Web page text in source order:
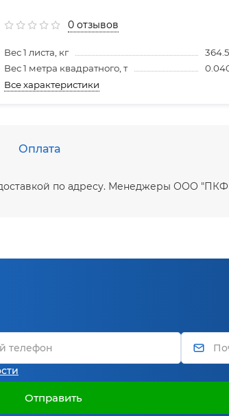
0 отзывов
Вес 1 листа, кг
364.5
Вес 1 метра квадратного, т
Все характеристики
Оплата
по адресу. Менеджеры ООО
Отправить